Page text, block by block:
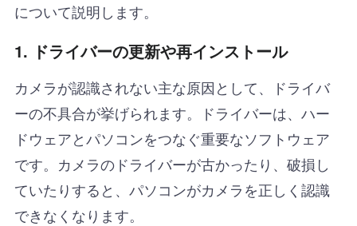
について説明します。
1. ドライバーの更新や再インストール
カメラが認識されない主な原因として、ドライバ
ーの不具合が挙げられます。ドライバーは、ハー
ドウェアとパソコンをつなぐ重要なソフトウェア
です。カメラのドライバーが古かったり、破損し
ていたりすると、パソコンがカメラを正しく認識
できなくなります。